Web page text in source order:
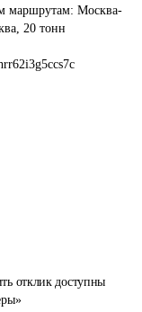
отклик доступны
маршрутам: Москва-
20 тонн